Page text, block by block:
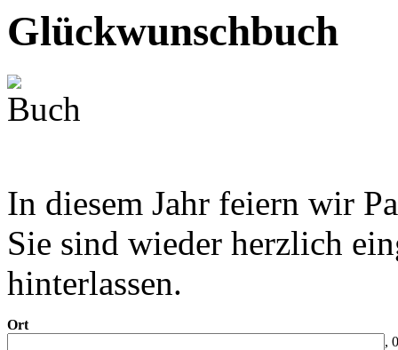
Glückwunschbuch
In diesem Jahr feiern wir
Sie sind wieder herzlich
hinterlassen.
Ort
,